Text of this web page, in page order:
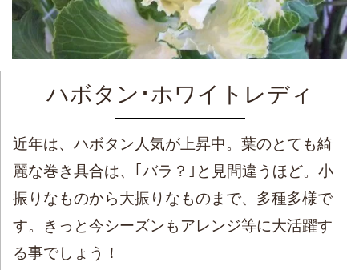
ハボタン･ホワイトレディ
近年は、ハボタン人気が上昇中。葉のとても綺
麗な巻き具合は、｢バラ？｣と見間違うほど。小
振りなものから大振りなものまで、多種多様で
す。きっと今シーズンもアレンジ等に大活躍す
る事でしょう！